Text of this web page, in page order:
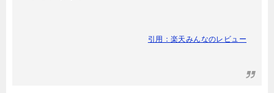
引用：楽天みんなのレビュー